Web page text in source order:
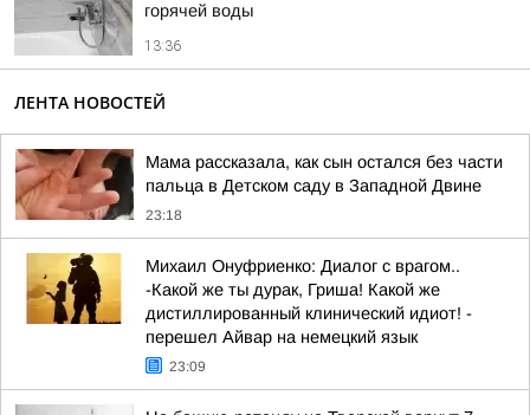
горячей воды
13:36
ЛЕНТА НОВОСТЕЙ
Мама рассказала, как сын остался без части
пальца в Детском саду в Западной Двине
23:18
Михаил Онуфриенко: Диалог с врагом..
-Какой же ты дурак, Гриша! Какой же
дистиллированный клинический идиот! -
перешел Айвар на немецкий язык
23:09